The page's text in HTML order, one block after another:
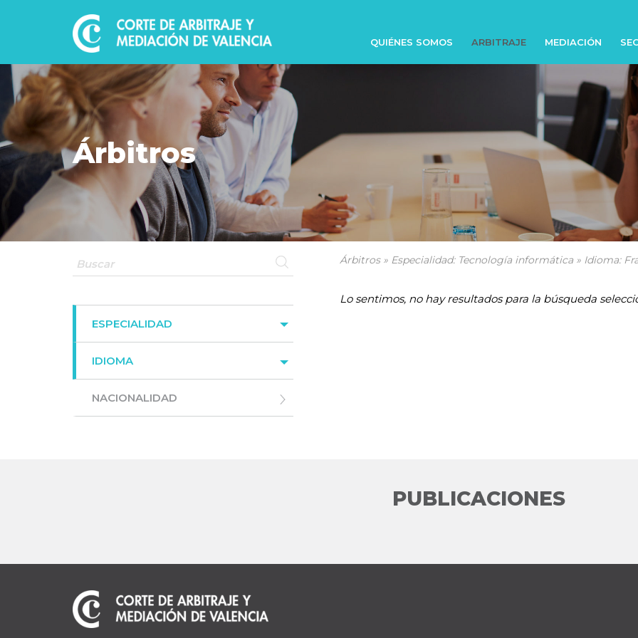
QUIÉNES SOMOS ARBITRAJE MEDIACIÓN
Árbitros
ESPECIALIDAD
IDIOMA
NACIONALIDAD
Árbitros » Especialidad: Tecnología informática » Idioma:
Lo sentimos, no hay resultados para la búsqueda
PUBLICACIONES